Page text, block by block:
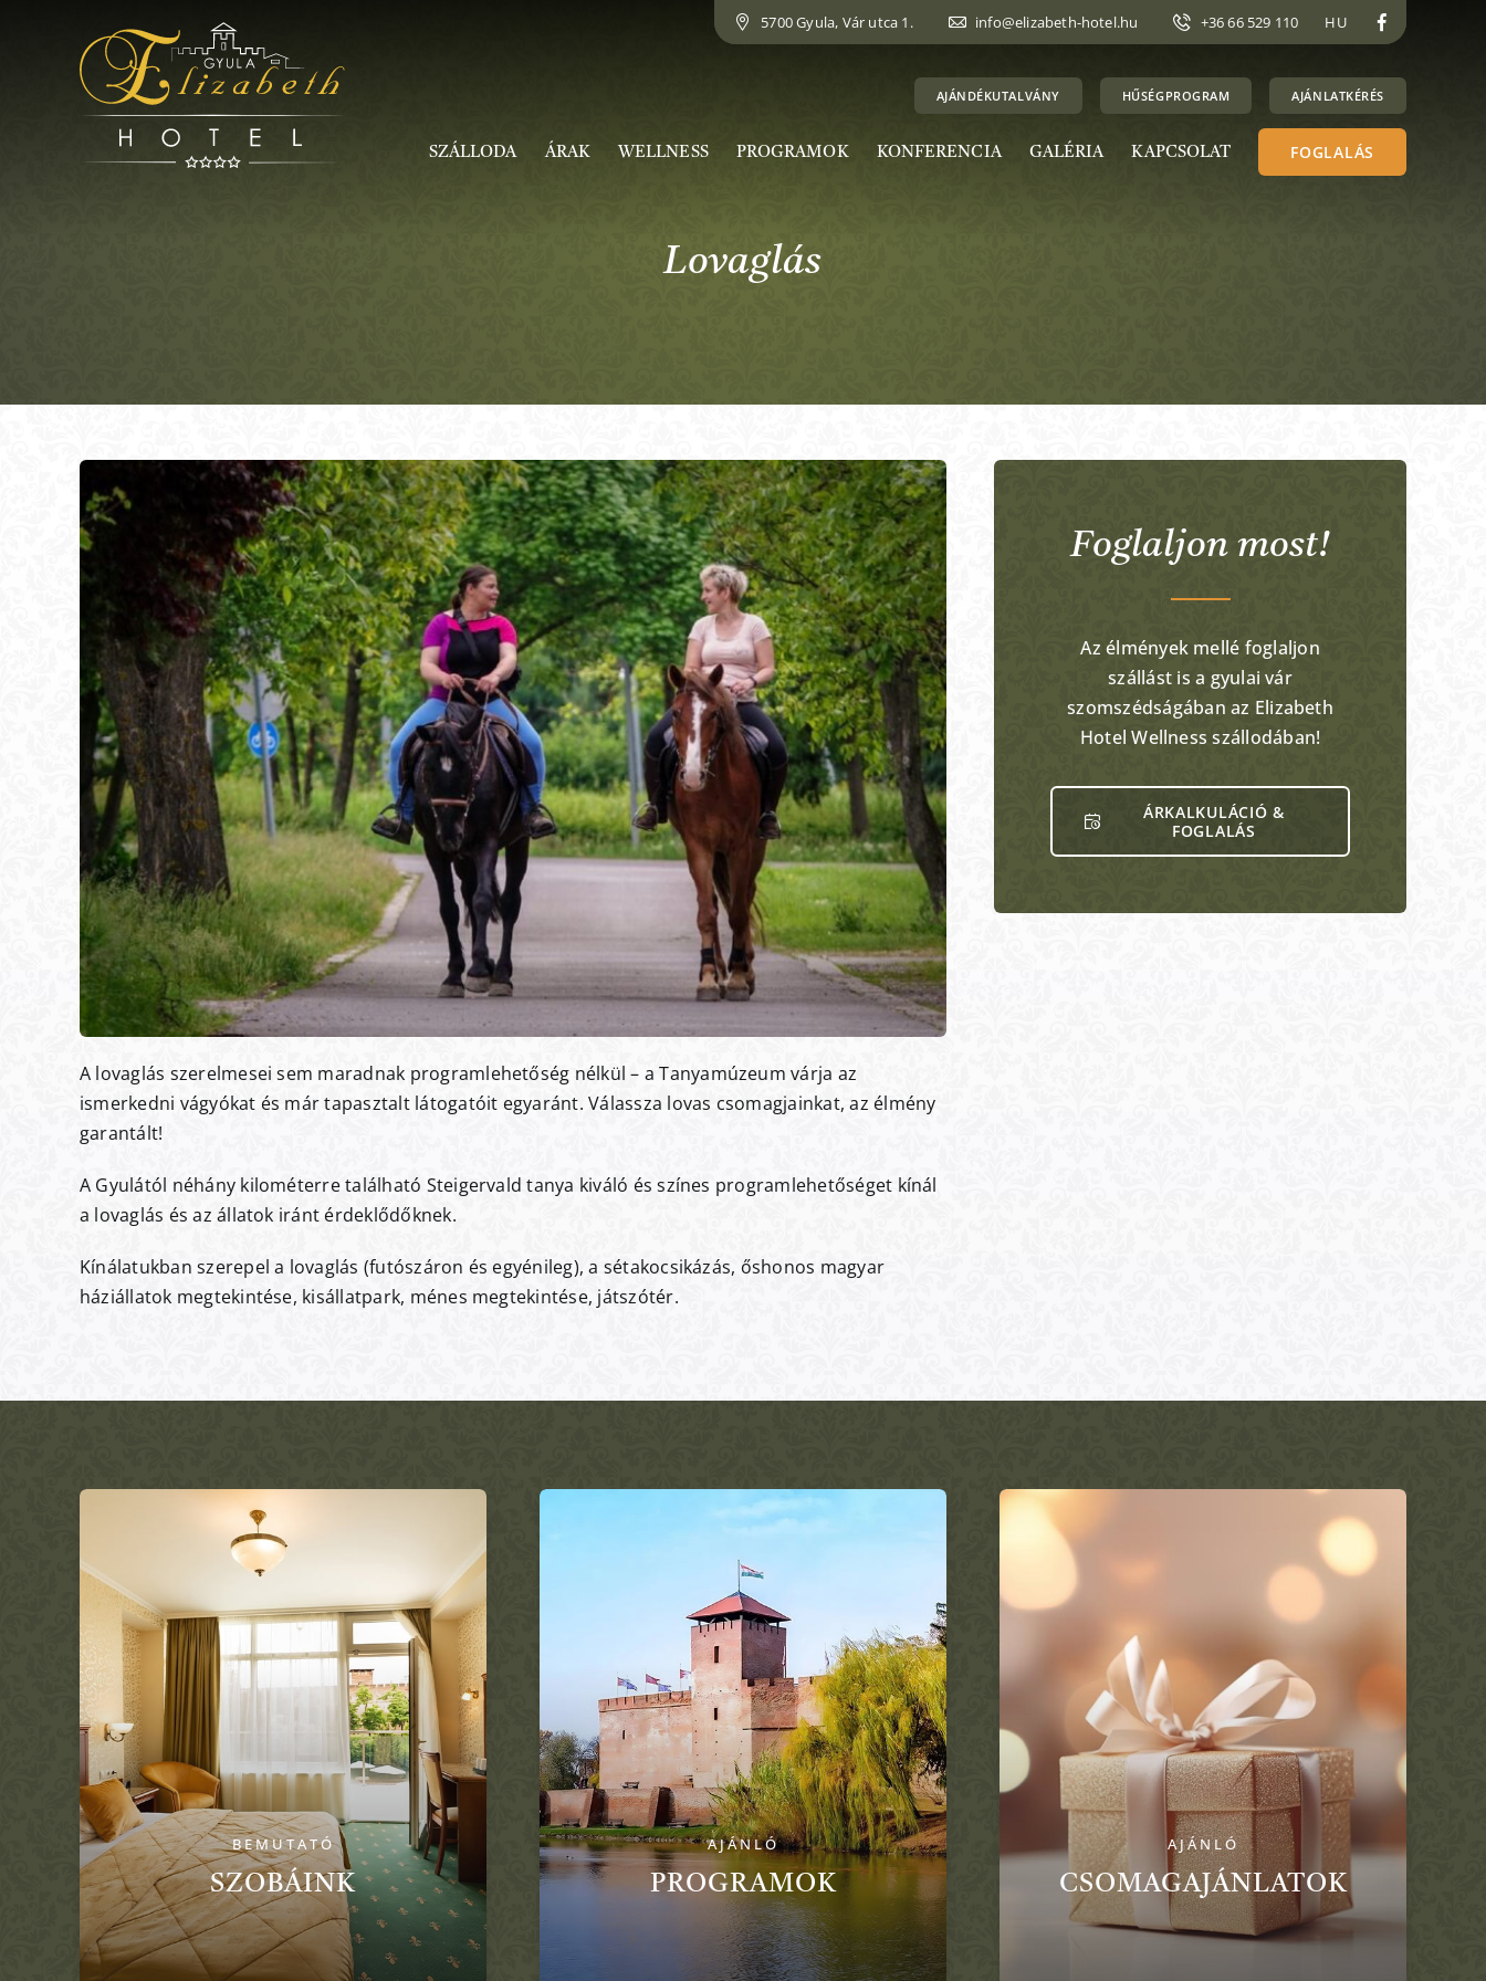
5700 Gyula, Vár utca 1. info@elizabeth-hotel.hu +36 66 529 110 HU
AJÁNDÉKUTALVÁNY HŰSÉGPROGRAM AJÁNLATKÉRÉS
SZÁLLODA ÁRAK WELLNESS PROGRAMOK KONFERENCIA GALÉRIA KAPCSOLAT FOGLALÁS
Lovaglás
A lovaglás szerelmesei sem maradnak programlehetőség nélkül – a Tanyamúzeum várja az
ismerkedni vágyókat és már tapasztalt látogatóit egyaránt. Válassza lovas csomagjainkat, az élmény
garantált!
A Gyulától néhány kilométerre található Steigervald tanya kiváló és színes programlehetőséget kínál
a lovaglás és az állatok iránt érdeklődőknek.
Kínálatukban szerepel a lovaglás (futószáron és egyénileg), a sétakocsikázás, őshonos magyar
háziállatok megtekintése, kisállatpark, ménes megtekintése, játszótér.
Foglaljon most!
Az élmények mellé foglaljon
szállást is a gyulai vár
szomszédságában az Elizabeth
Hotel Wellness szállodában!
ÁRKALKULÁCIÓ &
FOGLALÁS
BEMUTATÓ
SZOBÁINK
AJÁNLÓ
PROGRAMOK
AJÁNLÓ
CSOMAGAJÁNLATOK